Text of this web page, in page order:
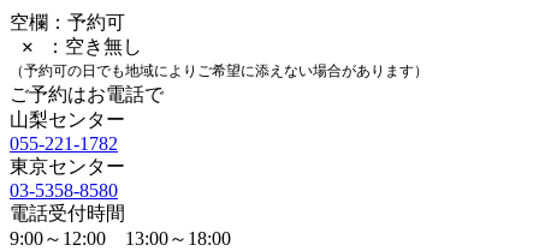
空欄：予約可
✕ ：空き無し
（予約可の日でも地域によりご希望に添えない場合があります）
ご予約はお電話で
山梨センター
055-221-1782
東京センター
03-5358-8580
電話受付時間
9:00～12:00 13:00～18:00